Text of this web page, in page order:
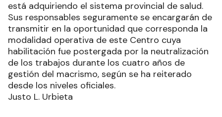
está adquiriendo el sistema provincial de salud.
Sus responsables seguramente se encargarán de
transmitir en la oportunidad que corresponda la
modalidad operativa de este Centro cuya
habilitación fue postergada por la neutralización
de los trabajos durante los cuatro años de
gestión del macrismo, según se ha reiterado
desde los niveles oficiales.
Justo L. Urbieta